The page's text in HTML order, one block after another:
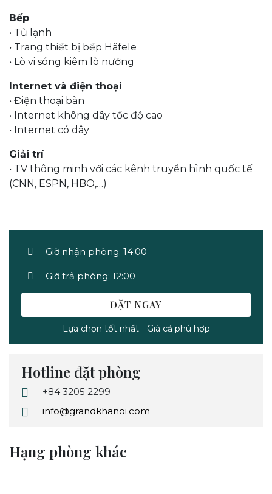
Bếp
• Tủ lạnh
• Trang thiết bị bếp Häfele
• Lò vi sóng kiêm lò nướng
Internet và điện thoại
• Điện thoại bàn
• Internet không dây tốc độ cao
• Internet có dây
Giải trí
• TV thông minh với các kênh truyền hình quốc tế
(CNN, ESPN, HBO,…)
Giờ nhận phòng: 14:00
Giờ trả phòng: 12:00
ĐẶT NGAY
Lựa chọn tốt nhất - Giá cả phù hợp
Hotline đặt phòng
+84 3205 2299
info@grandkhanoi.com
Hạng phòng khác